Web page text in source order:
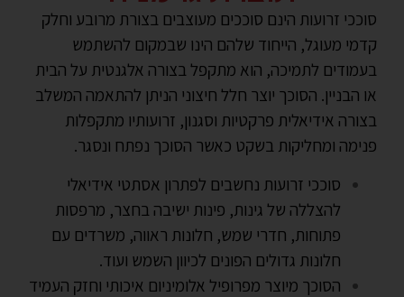
סוככי זרועות הינם סוככים מעוצבים בצורת מרובע וחלק
קדמי מעוגל, הייחוד שלהם הינו שבמקום להשתמש
בעמודים לתמיכה, הוא מתקפל בצורה אלגנטית על הבית
או הבניין. הסוכך יוצר חלל חיצוני הניתן להתאמה המשלב
בצורה אידיאלית פרקטיות וסגנון, זרועותיו מתקפלות
פנימה ומחליקות בשקט כאשר הסוכך נפתח ונסגר.
סוככי זרועות נחשבים לפתרון אסתטי אידיאלי
להצללה של גינות, פינות ישיבה בחצר, מרפסות
פתוחות, חדרי שמש, חלונות ראווה, משרדים עם
חלונות גדולים הפונים לכיוון השמש ועוד.
הסוכך מיוצר מפרופיל אלומיניום איכותי וחזק העמיד